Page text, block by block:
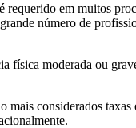
requerido em muitos
número de
moderada ou
considerados